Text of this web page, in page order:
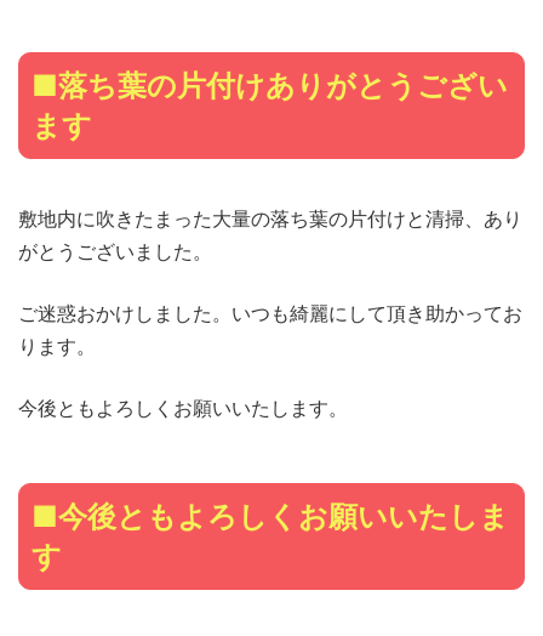
■落ち葉の片付けありがとうござい
ます
敷地内に吹きたまった大量の落ち葉の片付けと清掃、あり
がとうございました。
ご迷惑おかけしました。いつも綺麗にして頂き助かってお
ります。
今後ともよろしくお願いいたします。
■今後ともよろしくお願いいたしま
す